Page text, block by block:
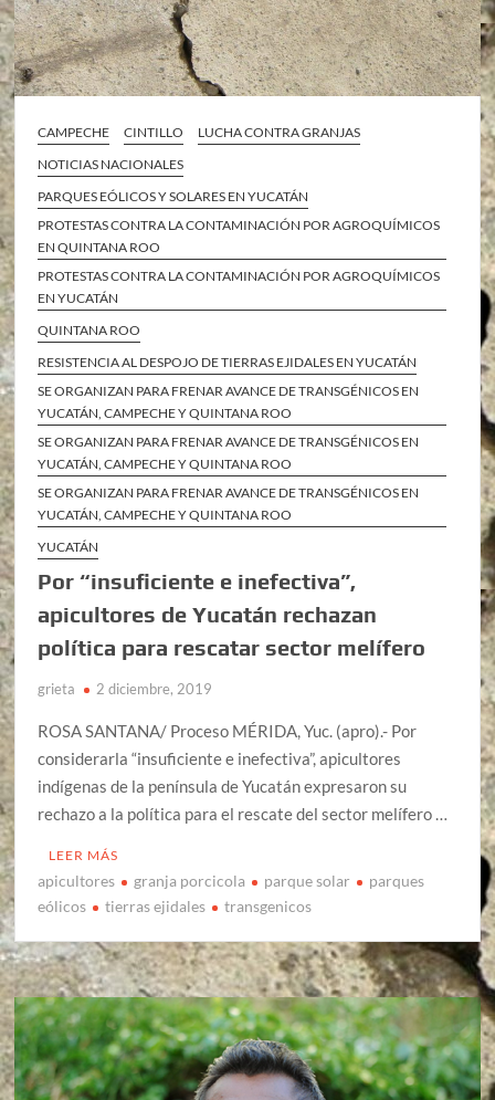
CAMPECHE CINTILLO
LUCHA CONTRA GRANJAS
NOTICIAS NACIONALES
PARQUES EÓLICOS Y SOLARES EN YUCATÁN
PROTESTAS CONTRA LA CONTAMINACIÓN POR AGROQUÍMICOS
EN QUINTANA ROO
PROTESTAS CONTRA LA CONTAMINACIÓN POR AGROQUÍMICOS
EN YUCATÁN
QUINTANA ROO
RESISTENCIA AL DESPOJO DE TIERRAS EJIDALES EN YUCATÁN
SE ORGANIZAN PARA FRENAR AVANCE DE TRANSGÉNICOS EN
YUCATÁN, CAMPECHE Y QUINTANA ROO
SE ORGANIZAN PARA FRENAR AVANCE DE TRANSGÉNICOS EN
YUCATÁN, CAMPECHE Y QUINTANA ROO
SE ORGANIZAN PARA FRENAR AVANCE DE TRANSGÉNICOS EN
YUCATÁN, CAMPECHE Y QUINTANA ROO
YUCATÁN
Por “insuficiente e inefectiva”,
apicultores de Yucatán rechazan
política para rescatar sector melífero
grieta 2 diciembre, 2019
ROSA SANTANA/ Proceso MÉRIDA, Yuc. (apro).- Por
considerarla “insuficiente e inefectiva”, apicultores
indígenas de la península de Yucatán expresaron su
rechazo a la política para el rescate del sector melífero …
LEER MÁS
apicultores granja porcicola parque solar
parques
eólicos
tierras ejidales transgenicos